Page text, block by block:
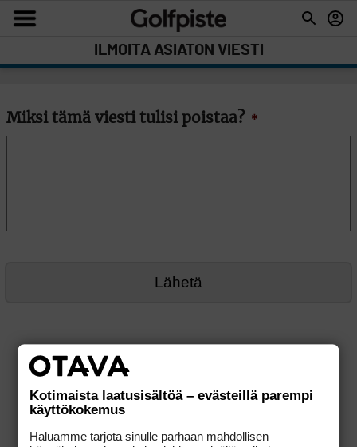
ILMOITA ASIATON VIESTI
Miksi tämä viesti tulisi poistaa? *
Kotimaista laatusisältöä – evästeillä parempi
käyttökokemus
Haluamme tarjota sinulle parhaan mahdollisen